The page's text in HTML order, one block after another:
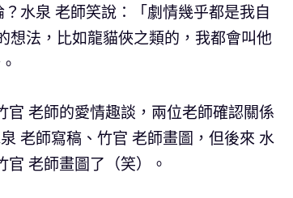
水泉 老師笑說：「劇情幾乎都是我自
想法，比如龍貓俠之類的，我都會叫他
老師的愛情趣談，兩位老師確認關係
老師寫稿、竹官 老師畫圖，但後來 水
老師畫圖了（笑）。